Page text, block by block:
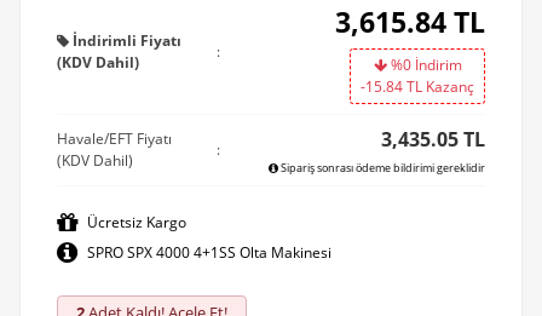
İndirimli Fiyatı
(KDV Dahil)
:
3,615.84TL
%0 İndirim
-15.84TL Kazanç
Havale/EFT Fiyatı
(KDV Dahil)
: 3,435.05 TL
Sipariş sonrası ödeme bildirimi gereklidir
Ücretsiz Kargo
SPRO SPX 4000 4+1SS Olta Makinesi